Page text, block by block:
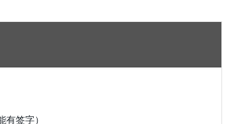
签字）